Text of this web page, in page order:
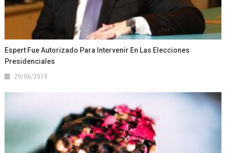
Espert Fue Autorizado Para Intervenir En Las Elecciones
Presidenciales
29/06/2019